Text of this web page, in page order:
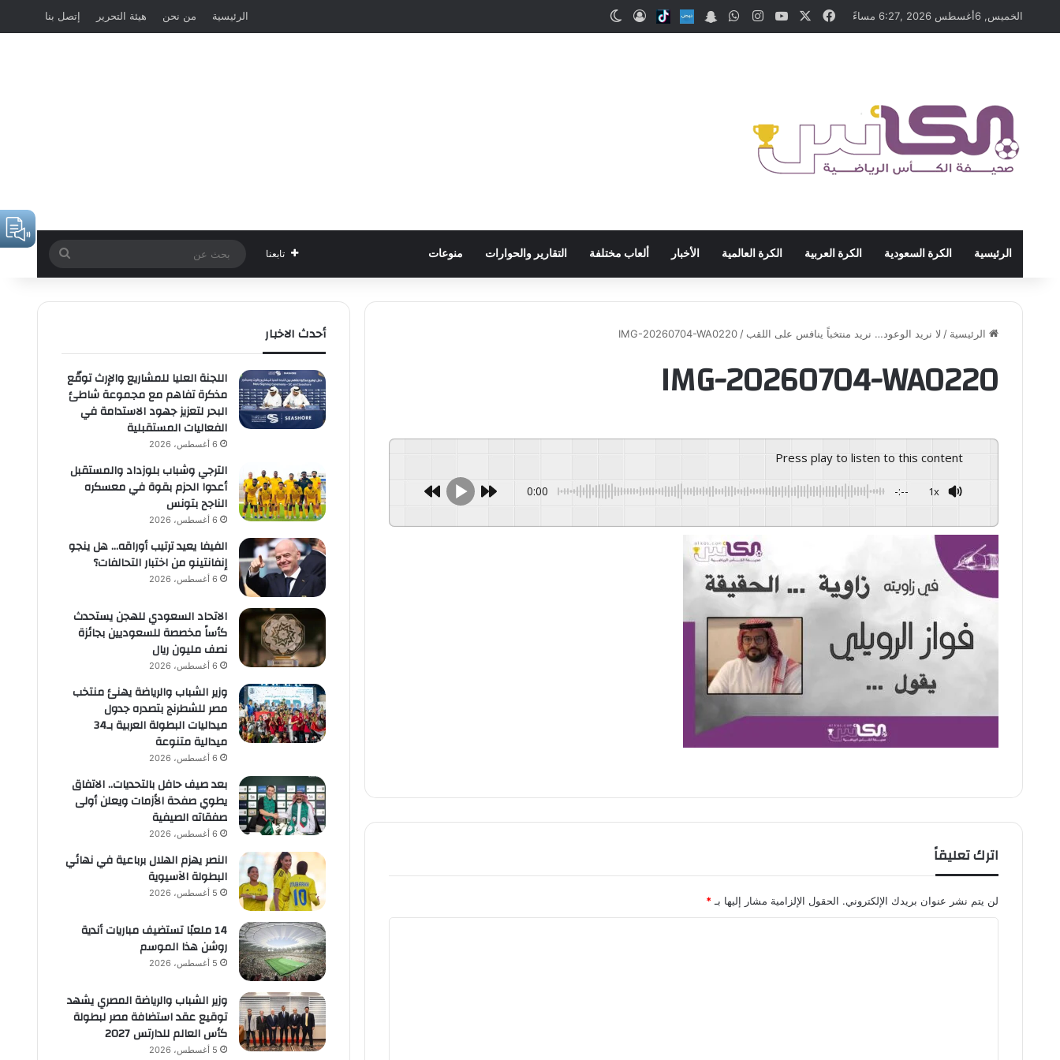
الخميس, 6أغسطس 2026 ,6:27 مساءً فيسبوك ‫YouTubeانستقرامواتسابSnapchat
Nabd
Tiktokتسجيل الدخول الرئيسية من نحن هيئة التحرير إتصل بنا
الرئيسية الكرة السعودية الكرة العربية الكرة العالمية الأخبار ألعاب مختلفة التقارير والحوارات منوعات تابعنا
عن
الرئيسية / لا نريد الوعود… نريد منتخباً ينافس على اللقب /
IMG-20260704-WA0220
IMG-20260704-WA0220
Press play to listen to this content
0:00 -:-- 1x
اترك تعليقاً
لن يتم نشر عنوان بريدك الإلكتروني. الحقول الإلزامية مشار إليها بـ *
أحدث الاخبار
اللجنة العليا للمشاريع والإرث توقّع
مذكرة تفاهم مع مجموعة شاطئ
البحر لتعزيز جهود الاستدامة في
الفعاليات المستقبلية
6 أغسطس، 2026
الترجي وشباب بلوزداد والمستقبل
أعدوا الحزم بقوة في معسكره
الناجح بتونس
6 أغسطس، 2026
الفيفا يعيد ترتيب أوراقه… هل ينجو
إنفانتينو من اختبار التحالفات؟
6 أغسطس، 2026
الاتحاد السعودي للهجن يستحدث
كأساً مخصصة للسعوديين بجائزة
نصف مليون ريال
6 أغسطس، 2026
وزير الشباب والرياضة يهنئ منتخب
مصر للشطرنج بتصدره جدول
ميداليات البطولة العربية بـ34
ميدالية متنوعة
6 أغسطس، 2026
بعد صيف حافل بالتحديات.. الاتفاق
يطوي صفحة الأزمات ويعلن أولى
صفقاته الصيفية
6 أغسطس، 2026
النصر يهزم الهلال برباعية في نهائي
البطولة الآسيوية
5 أغسطس، 2026
14 ملعبًا تستضيف مباريات أندية
روشن هذا الموسم
5 أغسطس، 2026
وزير الشباب والرياضة المصري يشهد
توقيع عقد استضافة مصر لبطولة
كأس العالم للدارتس 2027
5 أغسطس، 2026